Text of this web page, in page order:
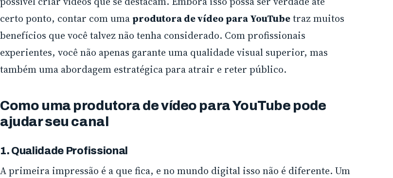
certo ponto, contar com uma produtora de vídeo para YouTubetraz muitos
benefícios que você talvez não tenha considerado. Com profissionais
experientes, você não apenas garante uma qualidade visual superior, mas
também uma abordagem estratégica para atrair e reter público.
Como uma produtora de vídeo para YouTube pode
ajudar seu canal
1. Qualidade Profissional
A primeira impressão é a que fica, e no mundo digital isso não é diferente. Um